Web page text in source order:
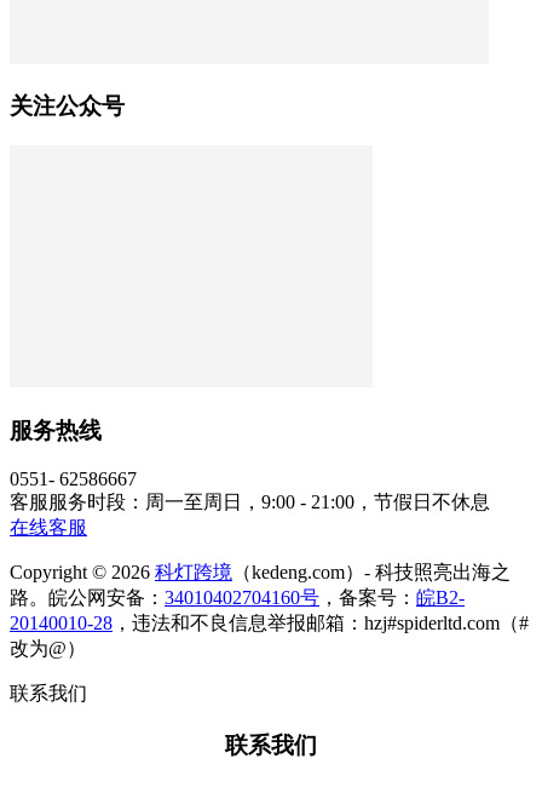
关注公众号
服务热线
0551- 62586667
客服服务时段：周一至周日，9:00 - 21:00，节假日不休息
在线客服
Copyright © 2026 科灯跨境 （kedeng.com）- 科技照亮出海之
路。皖公网安备： 34010402704160号 ，备案号： 皖B2-
20140010-28 ，违法和不良信息举报邮箱：hzj#spiderltd.com（#
改为@）
联系我们
联系我们